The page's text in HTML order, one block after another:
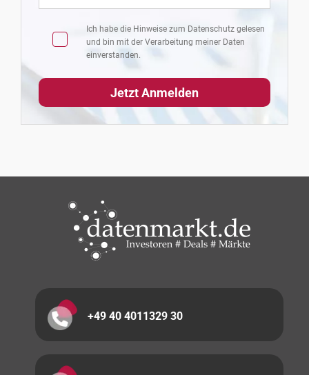
Ich habe die Hinweise zum Datenschutz gelesen
und bin mit der Verarbeitung meiner Daten
einverstanden.
+49 40 4011329 30